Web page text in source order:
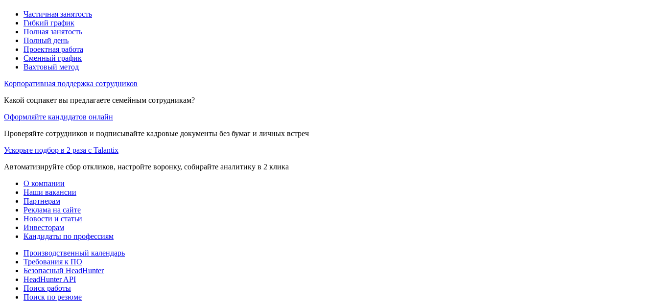
Частичная занятость
Гибкий график
Полная занятость
Полный день
Проектная работа
Сменный график
Вахтовый метод
Корпоративная поддержка сотрудников
Какой соцпакет вы предлагаете семейным сотрудникам?
Оформляйте кандидатов онлайн
Проверяйте сотрудников и подписывайте кадровые документы без бумаг и личных встреч
Ускорьте подбор в 2 раза с Talantix
Автоматизируйте сбор откликов, настройте воронку, собирайте аналитику в 2 клика
О компании
Наши вакансии
Партнерам
Реклама на сайте
Новости и статьи
Инвесторам
Кандидаты по профессиям
Производственный календарь
Требования к ПО
Безопасный HeadHunter
HeadHunter API
Поиск работы
Поиск по резюме